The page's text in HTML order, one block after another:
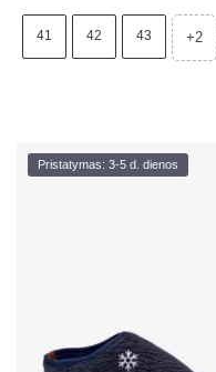
41 42 43 +2
Pristatymas: 3-5 d. dienos